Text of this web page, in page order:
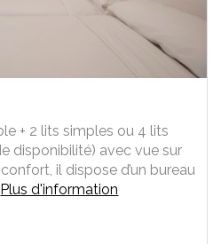
+ 2 lits simples ou 4 lits
disponibilité) avec vue sur
il dispose d’un bureau
Plus d'information